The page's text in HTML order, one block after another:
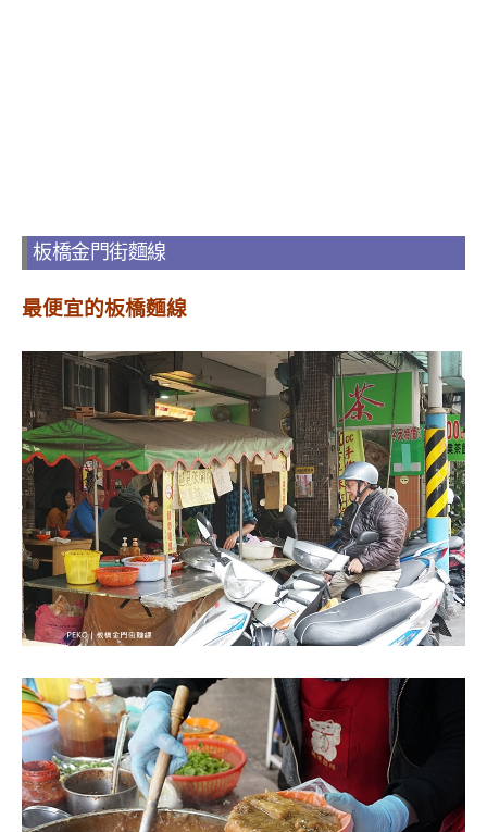
板橋金門街麵線
最便宜的板橋麵線